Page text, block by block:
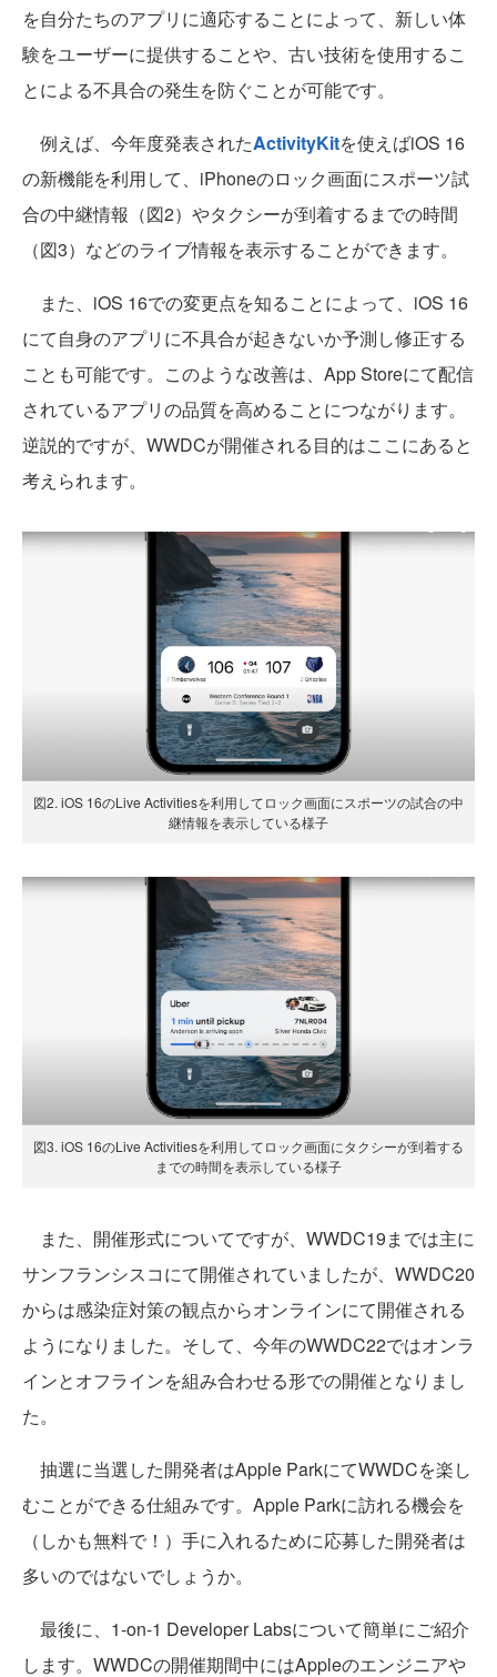
を自分たちのアプリに適応することによって、新しい体
験をユーザーに提供することや、古い技術を使用するこ
とによる不具合の発生を防ぐことが可能です。
例えば、今年度発表されたActivityKitを使えばiOS 16
の新機能を利用して、iPhoneのロック画面にスポーツ試
合の中継情報（図2）やタクシーが到着するまでの時間
（図3）などのライブ情報を表示することができます。
また、iOS 16での変更点を知ることによって、iOS 16
にて自身のアプリに不具合が起きないか予測し修正する
ことも可能です。このような改善は、App Storeにて配信
されているアプリの品質を高めることにつながります。
逆説的ですが、WWDCが開催される目的はここにあると
考えられます。
図2. iOS 16のLive Activitiesを利用してロック画面にスポーツの試合の中
継情報を表示している様子
図3. iOS 16のLive Activitiesを利用してロック画面にタクシーが到着する
までの時間を表示している様子
また、開催形式についてですが、WWDC19までは主に
サンフランシスコにて開催されていましたが、WWDC20
からは感染症対策の観点からオンラインにて開催される
ようになりました。そして、今年のWWDC22ではオンラ
インとオフラインを組み合わせる形での開催となりまし
た。
抽選に当選した開発者はApple ParkにてWWDCを楽し
むことができる仕組みです。Apple Parkに訪れる機会を
（しかも無料で！）手に入れるために応募した開発者は
多いのではないでしょうか。
最後に、1-on-1 Developer Labsについて簡単にご紹介
します。WWDCの開催期間中にはAppleのエンジニアや